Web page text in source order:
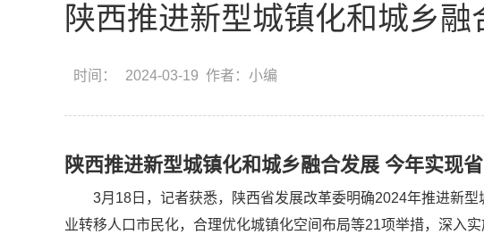
陕西推进新型城镇化和城乡融
时间： 2024-03-19 作者：小编
陕西推进新型城镇化和城乡融合发展 今年实现
3月18日，记者获悉，陕西省发展改革委明确2024年推进新
业转移人口市民化，合理优化城镇化空间布局等21项举措，深入